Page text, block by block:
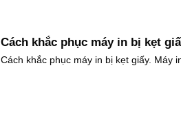
Cách khắc phục máy in bị kẹt
Cách khắc phục máy in bị kẹt giấy. Máy